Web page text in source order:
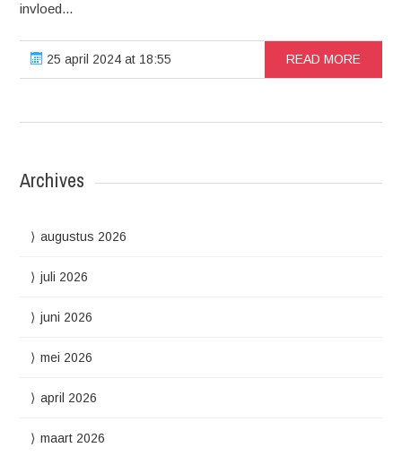
invloed...
25 april 2024 at 18:55 READ MORE
Archives
augustus 2026
juli 2026
juni 2026
mei 2026
april 2026
maart 2026